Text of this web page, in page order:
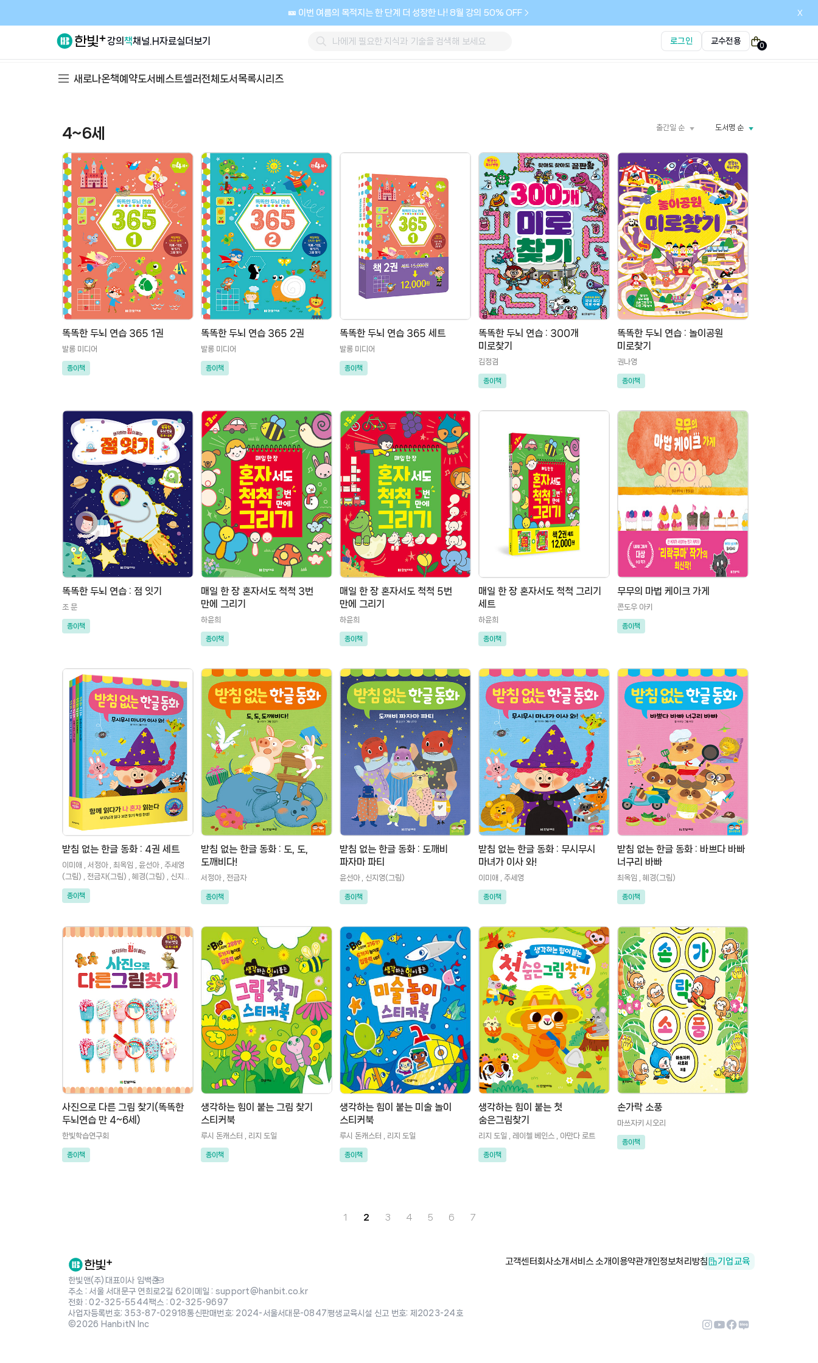
🎫 이번 여름의 목적지는 한 단계 더 성장한 나! 8월 강의 50% OFF x
강의책채널.H자료실더보기 로그인 교수전용
0
새로나온책예약도서 베스트셀러전체도서목록시리즈
4~6세 도서명 순
출간일 순
똑똑한 두뇌 연습 365 1권
발롱 미디어
종이책
똑똑한 두뇌 연습 365 2권
발롱 미디어
종이책
똑똑한 두뇌 연습 365 세트
발롱 미디어
종이책
똑똑한 두뇌 연습 : 300개
미로찾기
김정겸
종이책
똑똑한 두뇌 연습 : 놀이공원
미로찾기
권나영
종이책
똑똑한 두뇌 연습 : 점 잇기
조 문
종이책
매일 한 장 혼자서도 척척 3번
만에 그리기
하윤희
종이책
매일 한 장 혼자서도 척척 5번
만에 그리기
하윤희
종이책
매일 한 장 혼자서도 척척 그리기
세트
하윤희
종이책
무무의 마법 케이크 가게
콘도우 아키
종이책
받침 없는 한글 동화 : 4권 세트
이미애 , 서정아 , 최옥임 , 윤선아 , 주세영
(그림) , 전금자(그림) , 혜경(그림) , 신지영
(그림)
종이책
받침 없는 한글 동화 : 도, 도,
도깨비다!
서정아 , 전금자
종이책
받침 없는 한글 동화 : 도깨비
파자마 파티
윤선아 , 신지영(그림)
종이책
받침 없는 한글 동화 : 무시무시
마녀가 이사 와!
이미애 , 주세영
종이책
받침 없는 한글 동화 : 바쁘다 바빠
너구리 바빠
최옥임 , 혜경(그림)
종이책
사진으로 다른 그림 찾기(똑똑한
두뇌연습 만 4~6세)
한빛학습연구회
종이책
생각하는 힘이 붙는 그림 찾기
스티커북
루시 돈캐스터 , 리지 도일
종이책
생각하는 힘이 붙는 미술 놀이
스티커북
루시 돈캐스터 , 리지 도일
종이책
생각하는 힘이 붙는 첫
숨은그림찾기
리지 도일 , 레이첼 베인스 , 아만다 로트
종이책
손가락 소풍
마쓰자키 시오리
종이책
1 2 3 4 5 6 7
고객센터회사소개서비스 소개이용약관개인정보처리방침 기업교육
한빛앤(주) 대표이사 임백준
주소 : 서울 서대문구 연희로2길 62 |이메일 : support@hanbit.co.kr
전화 : 02-325-5544|팩스 : 02-325-9697
사업자등록번호: 353-87-02918|통신판매번호: 2024-서울서대문-0847 |평생교육시설 신고 번호: 제2023-24호
©2026 HanbitN Inc